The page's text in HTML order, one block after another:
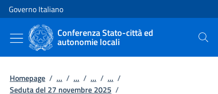
Vai al contenuto
Vai alla navigazione del sito
Governo Italiano
Conferenza Stato-città ed
autonomie locali Cerca
Homepage / ... / ... / ... / ... /
Seduta del 27 novembre 2025 /